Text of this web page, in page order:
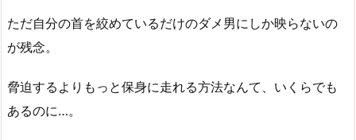
ただ自分の首を絞めているだけのダメ男にしか映らないの
が残念。
脅迫するよりもっと保身に走れる方法なんて、いくらでも
あるのに…。